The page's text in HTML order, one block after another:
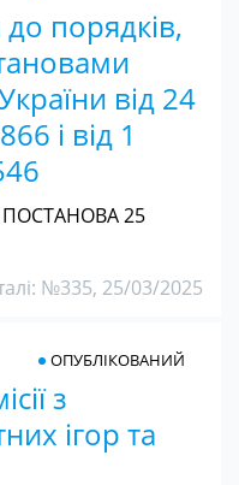
порядків,
від 24
і від 1
ПОСТАНОВА 25
№335, 25/03/2025
з
ігор та
ОПУБЛІКОВАНИЙ